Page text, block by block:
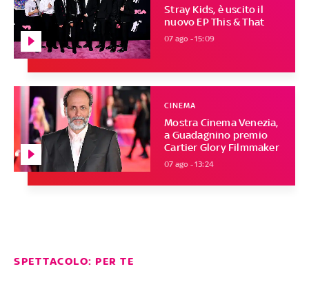
Stray Kids, è uscito il
nuovo EP This & That
07 ago - 15:09
Mostra Cinema Venezia,
a Guadagnino premio
Cartier Glory Filmmaker
CINEMA
07 ago - 13:24
SPETTACOLO: PER TE